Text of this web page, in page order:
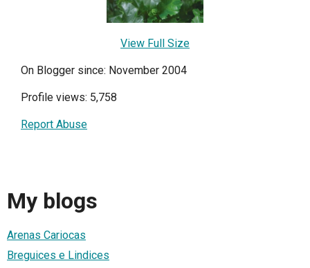
View Full Size
On Blogger since: November 2004
Profile views: 5,758
Report Abuse
My blogs
Arenas Cariocas
Breguices e Lindices